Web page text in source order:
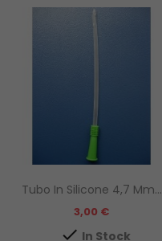
Tubo In Silicone 4,7 Mm...
Prezzo
3,00 €
 In Stock